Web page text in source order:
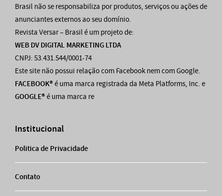
Brasil não se responsabiliza por produtos, serviços ou ações de
anunciantes externos ao seu domínio.
Revista Versar – Brasil é um projeto de:
WEB DV DIGITAL MARKETING LTDA
CNPJ: 53.431.544/0001-74
Este site não possui relação com Facebook nem com Google.
FACEBOOK®é uma marca registrada da Meta Platforms, Inc. e
GOOGLE®é uma marca re
Institucional
Politica de Privacidade
Contato